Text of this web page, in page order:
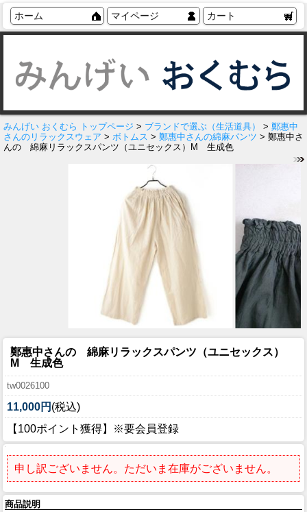
ホーム マイページ カート
みんげい おくむら トップページ > ブランドで選ぶ（生活道具） > 鄭惠中
さんのリラックスウェア > ボトムス > 鄭惠中さんの綿麻パンツ > 鄭惠中さ
んの 綿麻リラックスパンツ（ユニセックス）M 生成色
鄭惠中さんの 綿麻リラックスパンツ（ユニセックス）
M 生成色
tw0026100
11,000円 (税込)
【100ポイント獲得】※要会員登録
申し訳ございません。ただいま在庫がございません。
商品説明